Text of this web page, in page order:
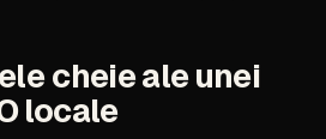
cheieale unei
locale